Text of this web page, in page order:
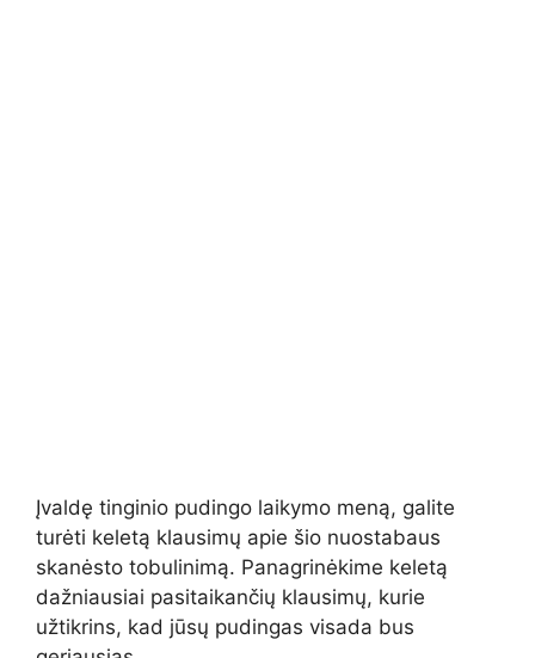
Įvaldę tinginio pudingo laikymo meną, galite
turėti keletą klausimų apie šio nuostabaus
skanėsto tobulinimą. Panagrinėkime keletą
dažniausiai pasitaikančių klausimų, kurie
užtikrins, kad jūsų pudingas visada bus